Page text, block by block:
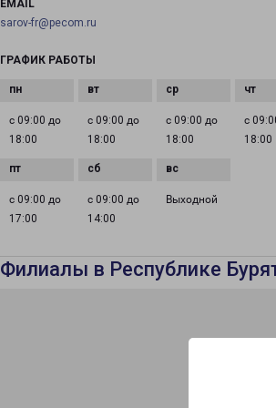
EMAIL
sarov-fr@pecom.ru
ГРАФИК РАБОТЫ
с 09:00 до
18:00
с 09:00 до
18:00
с 09:00 до
18:00
с
18:00
с 09:00 до
17:00
с 09:00 до
14:00
Выходной
Филиалы в Республике